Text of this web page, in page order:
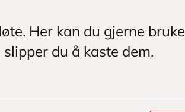
Her kan du gjerne bruke
du å kaste dem.